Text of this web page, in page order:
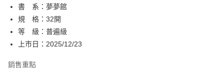
３．安心：先確認商品／服務後，再付款。
【「AFTEE先享後付」結帳流程】
１．於結帳方式選擇「AFTEE先享後付」後，將跳轉至「AFTEE先享後付」
結帳頁面，進行簡訊認證並確認金額後，即可完成結帳。
２．訂單成立數日內，您將收到繳費通知簡訊。
ATM／網路銀行／等多元方式進行付款，方視為交易完成。
全家取貨付款
每筆NT$80，滿NT$500(含以上)免運費
付款後全家取貨
書 系：夢夢館
規 格：32開
等 級：普遍級
上市日：2025/12/23
銷售重點